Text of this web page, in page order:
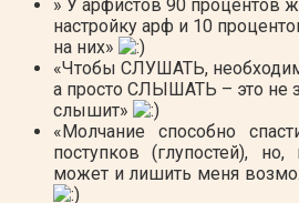
» У арфистов 90 процентов
настройку арф и 10
на них»
«Чтобы СЛУШАТЬ,
а просто СЛЫШАТЬ – это не
слышит»
«Молчание способно
поступков (глупостей),
может и лишить меня